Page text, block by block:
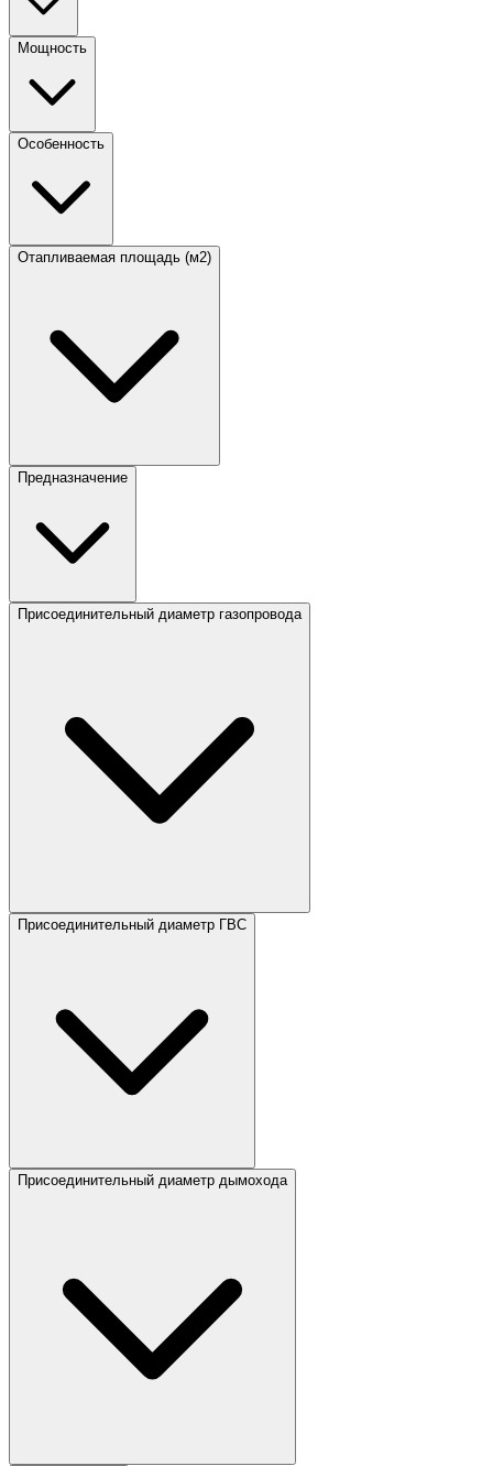
Мощность
Особенность
Отапливаемая площадь (м2)
Предназначение
Присоединительный диаметр газопровода
Присоединительный диаметр ГВС
Присоединительный диаметр дымохода